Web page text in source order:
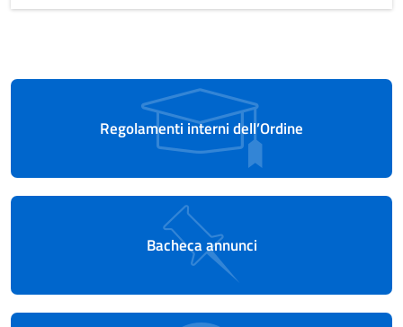
Regolamenti interni dell’Ordine
Bacheca annunci